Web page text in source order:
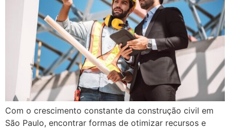
Com o crescimento constante da construção civil em
São Paulo, encontrar formas de otimizar recursos e